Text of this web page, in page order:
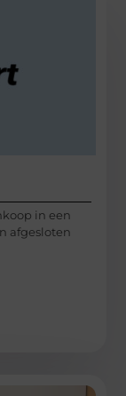
in een
afgesloten